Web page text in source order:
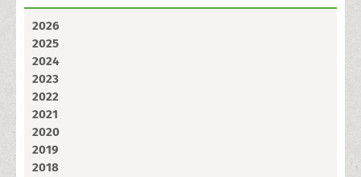
2026
2025
2024
2023
2022
2021
2020
2019
2018